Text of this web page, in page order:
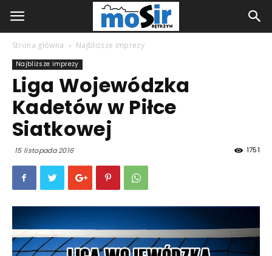
Strona główna Najbliższe imprezy
Najbliższe imprezy
Liga Wojewódzka
Kadetów w Piłce
Siatkowej
15 listopada 2016 1751